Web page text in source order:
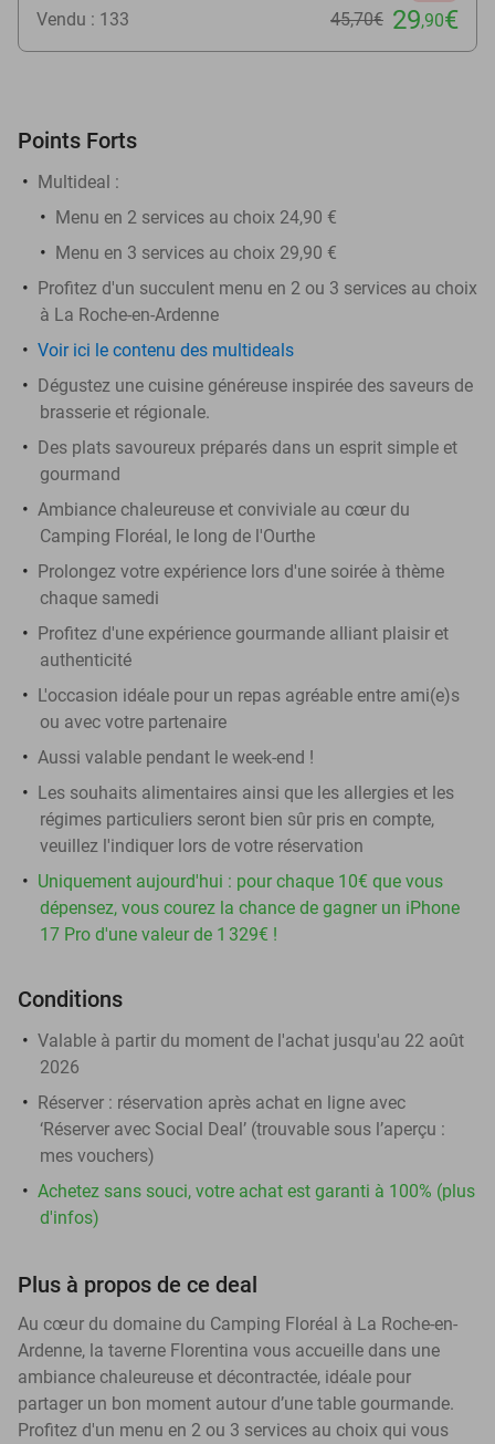
Vendu : 133
45,70€ 29,90€
Points Forts
Multideal :
​Menu en 2 services au choix 24,90 €
Menu en 3 services au choix 29,90 €
Profitez d'un succulent menu en 2 ou 3 services au choix
à La Roche-en-Ardenne
Voir ici le contenu des multideals
Dégustez une cuisine généreuse inspirée des saveurs de
brasserie et régionale.
Des plats savoureux préparés dans un esprit simple et
gourmand
Ambiance chaleureuse et conviviale au cœur du
Camping Floréal, le long de l'Ourthe
Prolongez votre expérience lors d'une soirée à thème
chaque samedi
Profitez d'une expérience gourmande alliant plaisir et
authenticité
L'occasion idéale pour un repas agréable entre ami(e)s
ou avec votre partenaire
Aussi valable pendant le week-end !
Les souhaits alimentaires ainsi que les allergies et les
régimes particuliers seront bien sûr pris en compte,
veuillez l'indiquer lors de votre réservation
Uniquement aujourd'hui : pour chaque 10€ que vous
dépensez, vous courez la chance de gagner un iPhone
17 Pro d'une valeur de 1 329€ !
Conditions
Valable à partir du moment de l'achat jusqu'au 22 août
2026
Réserver : réservation après achat en ligne avec
‘Réserver avec Social Deal’ (trouvable sous l’aperçu :
mes vouchers)
Achetez sans souci, votre achat est garanti à 100% (plus
d'infos)
Plus à propos de ce deal
Au cœur du domaine du Camping Floréal à La Roche-en-
Ardenne, la taverne Florentina vous accueille dans une
ambiance chaleureuse et décontractée, idéale pour
partager un bon moment autour d’une table gourmande.
Profitez d'un menu en 2 ou 3 services au choix qui vous